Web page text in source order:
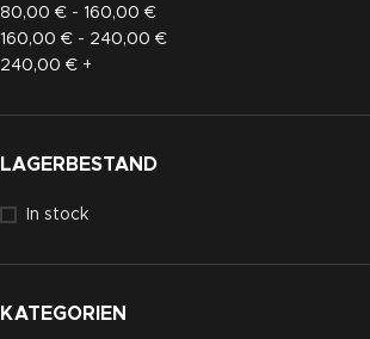
80,00 € - 160,00 €
160,00 € - 240,00 €
240,00 € +
LAGERBESTAND
In stock
KATEGORIEN